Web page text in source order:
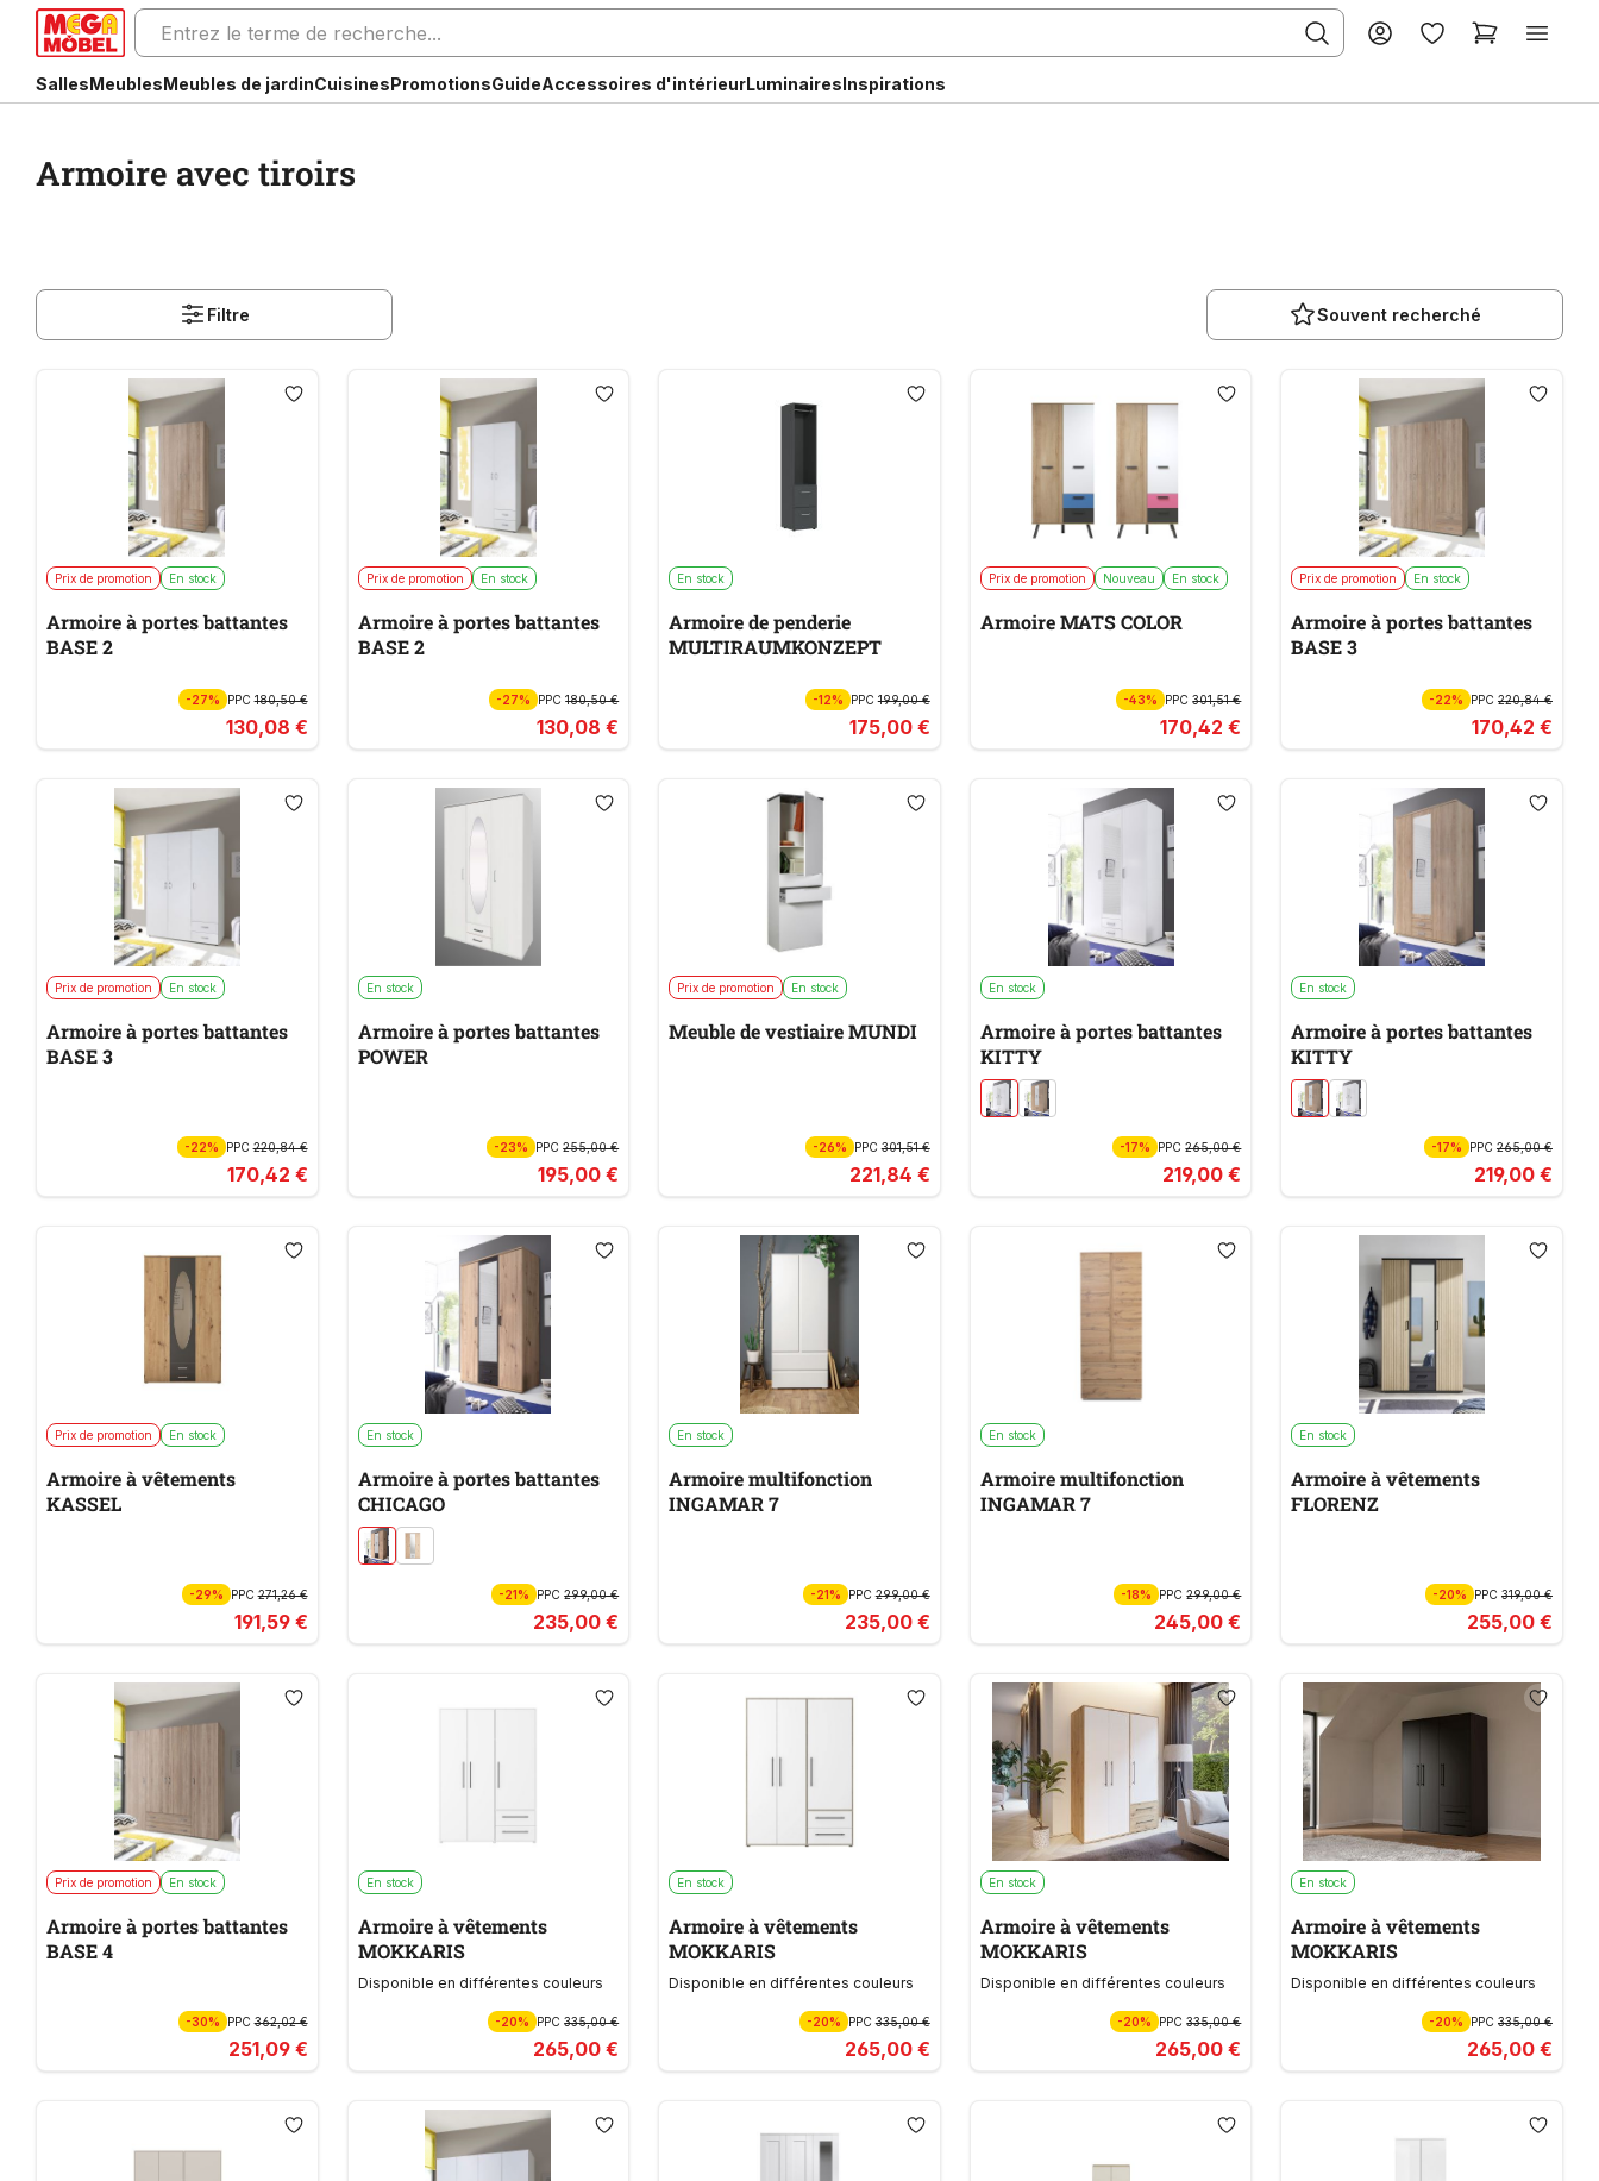
SallesMeublesMeubles de jardinCuisinesPromotionsGuideAccessoires d'intérieurLuminairesInspirations
Armoire avec tiroirs
Filtre Souvent recherché
Prix de promotion En stock
Armoire à portes battantes
BASE 2
-27% PPC180,50 €
130,08 €
Prix de promotion En stock
Armoire à portes battantes
BASE 2
-27% PPC180,50 €
130,08 €
En stock
Armoire de penderie
MULTIRAUMKONZEPT
-12% PPC199,00 €
175,00 €
Prix de promotion Nouveau En stock
Armoire MATS COLOR
-43% PPC301,51 €
170,42 €
Prix de promotion En stock
Armoire à portes battantes
BASE 3
-22% PPC 220,84 €
170,42 €
Prix de promotion En stock
Armoire à portes battantes
BASE 3
-22% PPC220,84 €
170,42 €
En stock
Armoire à portes battantes
POWER
-23% PPC255,00 €
195,00 €
Prix de promotion En stock
Meuble de vestiaire MUNDI
-26% PPC301,51 €
221,84 €
En stock
Armoire à portes battantes
KITTY
-17% PPC265,00 €
219,00 €
En stock
Armoire à portes battantes
KITTY
-17% PPC 265,00 €
219,00 €
Prix de promotion En stock
Armoire à vêtements
KASSEL
-29% PPC271,26 €
191,59 €
En stock
Armoire à portes battantes
CHICAGO
-21% PPC299,00 €
235,00 €
En stock
Armoire multifonction
INGAMAR 7
-21% PPC299,00 €
235,00 €
En stock
Armoire multifonction
INGAMAR 7
-18% PPC299,00 €
245,00 €
En stock
Armoire à vêtements
FLORENZ
-20% PPC 319,00 €
255,00 €
Prix de promotion En stock
Armoire à portes battantes
BASE 4
-30% PPC362,02 €
251,09 €
En stock
Armoire à vêtements
MOKKARIS
Disponible en différentes couleurs
-20% PPC335,00 €
265,00 €
En stock
Armoire à vêtements
MOKKARIS
Disponible en différentes couleurs
-20% PPC335,00 €
265,00 €
En stock
Armoire à vêtements
MOKKARIS
Disponible en différentes couleurs
-20% PPC335,00 €
265,00 €
En stock
Armoire à vêtements
MOKKARIS
Disponible en différentes couleurs
-20% PPC 335,00 €
265,00 €